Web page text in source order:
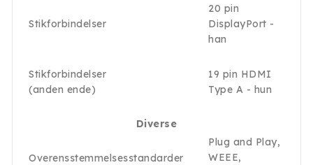
Stikforbindelser
20 pin
DisplayPort -
han
Stikforbindelser
(anden ende)
19 pin HDMI
Type A - hun
Diverse
Overensstemmelsesstandarder
Plug and Play,
WEEE,